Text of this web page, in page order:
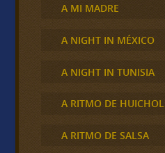
A MI MADRE
A NIGHT IN MÉXICO
A NIGHT IN TUNISIA
A RITMO DE HUICHOL
A RITMO DE SALSA